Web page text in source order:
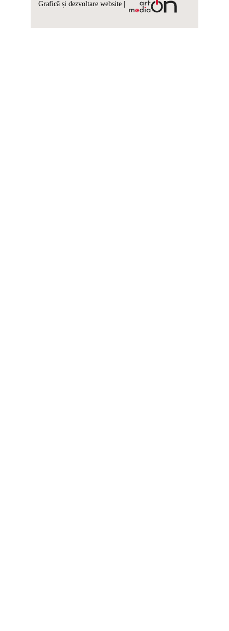
Graficã și dezvoltare website |